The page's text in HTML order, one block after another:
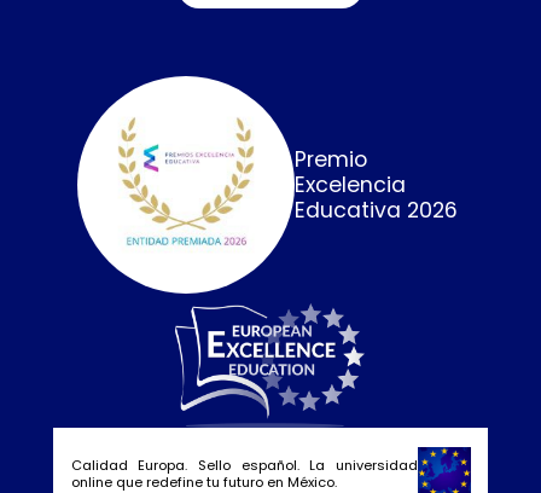
Premio
Excelencia
Educativa 2026
Calidad Europa. Sello español. La universidad
online que redefine tu futuro en México.